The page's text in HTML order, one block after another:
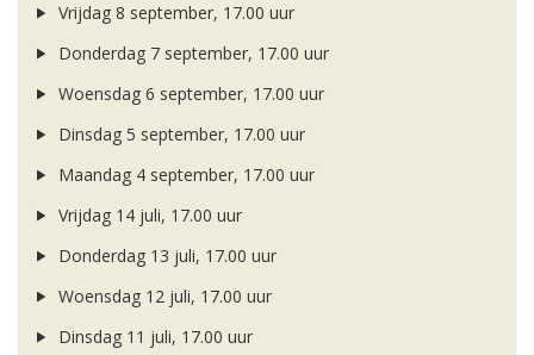
Vrijdag 8 september, 17.00 uur
Donderdag 7 september, 17.00 uur
Woensdag 6 september, 17.00 uur
Dinsdag 5 september, 17.00 uur
Maandag 4 september, 17.00 uur
Vrijdag 14 juli, 17.00 uur
Donderdag 13 juli, 17.00 uur
Woensdag 12 juli, 17.00 uur
Dinsdag 11 juli, 17.00 uur